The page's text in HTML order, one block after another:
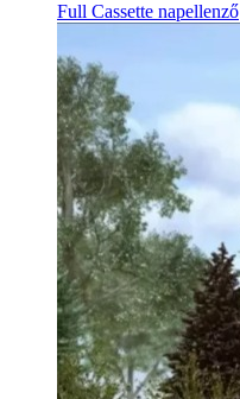
Full Cassette napellenző